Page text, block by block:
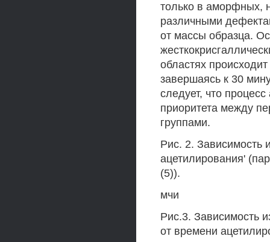
только в аморфных,
различными
от массы образца.
областях
завершаясь к 30
следует, что
приоритета между
группами.
Рис. 2. Зависимость
ацетилирования'
(5)).
мчи
Рис.3. Зависимость
от времени